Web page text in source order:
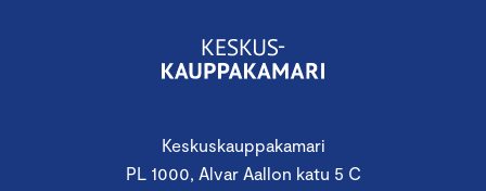
Keskuskauppakamari
PL 1000, Alvar Aallon katu 5 C